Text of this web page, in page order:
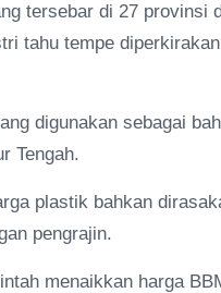
tersebar di 27 provinsi
tahu tempe
digunakan sebagai
Tengah.
plastik bahkan
pengrajin.
menaikkan harga